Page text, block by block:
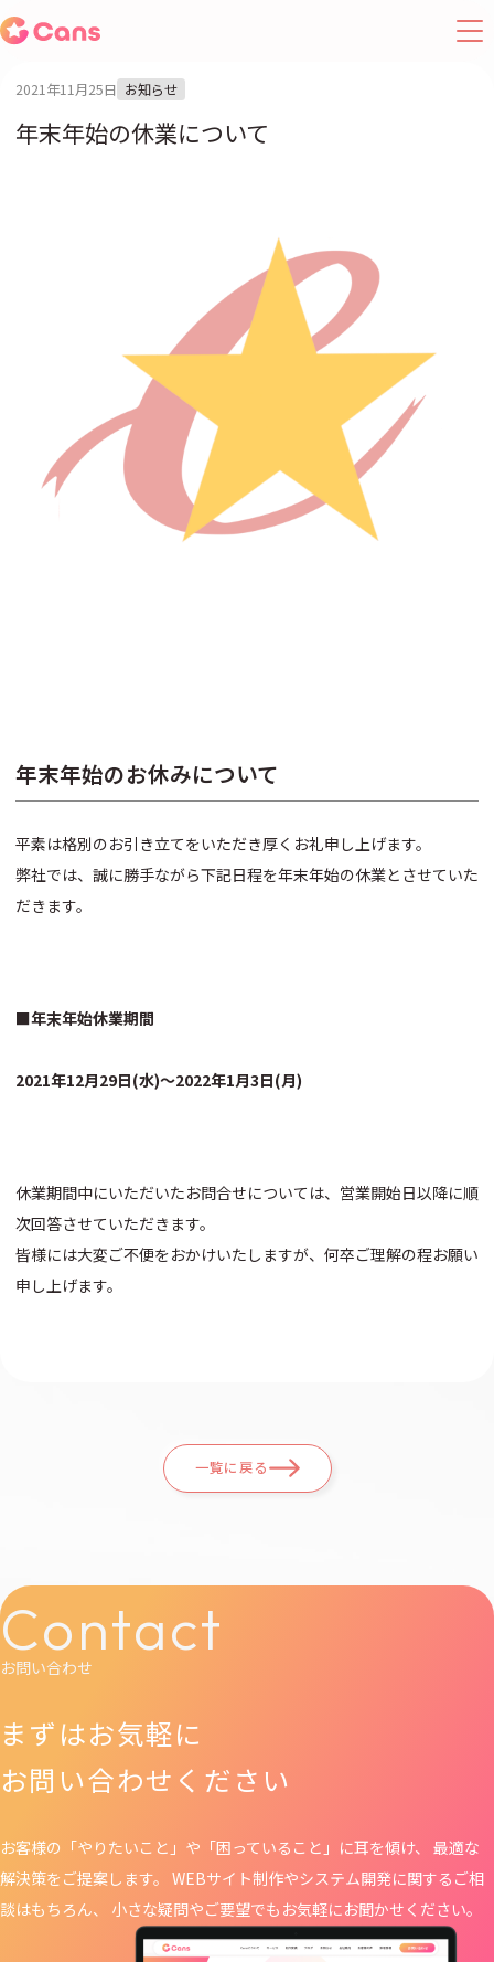
2021年11月25日 お知らせ
年末年始の休業について
年末年始のお休みについて
平素は格別のお引き立てをいただき厚くお礼申し上げます。
弊社では、誠に勝手ながら下記日程を年末年始の休業とさせていた
だきます。
■年末年始休業期間
2021年12月29日(水)〜2022年1月3日(月)
休業期間中にいただいたお問合せについては、営業開始日以降に順
次回答させていただきます。
皆様には大変ご不便をおかけいたしますが、何卒ご理解の程お願い
申し上げます。
一覧に戻る
Contact
お問い合わせ
まずはお気軽に
お問い合わせください
お客様の「やりたいこと」や「困っていること」に耳を傾け、 最適な
解決策をご提案します。 WEBサイト制作やシステム開発に関するご相
談はもちろん、 小さな疑問やご要望でもお気軽にお聞かせください。